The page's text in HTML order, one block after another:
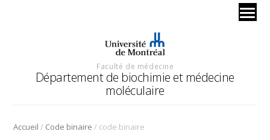
Faculté de médecine
Département de biochimie et médecine
moléculaire
Accueil / Code binaire / code binaire